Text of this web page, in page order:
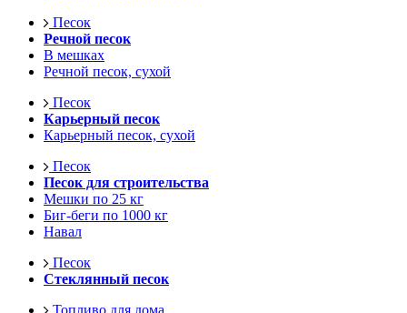
Песок
Речной песок
В мешках
Речной песок, сухой
Песок
Карьерный песок
Карьерный песок, сухой
Песок
Песок для строительства
Мешки по 25 кг
Биг-беги по 1000 кг
Навал
Песок
Стеклянный песок
Топливо для дома